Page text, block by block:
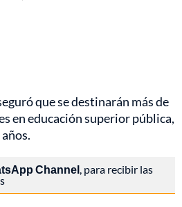
que se destinarán más de
en educación superior pública,
Channel , para recibir las